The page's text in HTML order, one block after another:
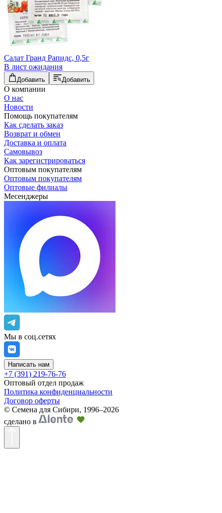
Салат Гранд Рапидс, 0,5г
В лист ожидания
Добавить Добавить
О компании
О нас
Новости
Помощь покупателям
Как сделать заказ
Возврат и обмен
Доставка и оплата
Самовывоз
Как зарегистрироваться
Оптовым покупателям
Оптовым покупателям
Оптовые филиалы
Месенджеры
Мы в соц.сетях
Написать нам
+7 (391) 219-76-76
Оптовый отдел продаж
Политика конфиденциальности
Договор оферты
© Семена для Сибири, 1996–2026
сделано в